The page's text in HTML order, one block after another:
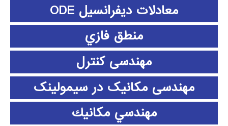
معادلات دیفرانسیل ODE
منطق فازي
مهندسی کنترل
مهندسی مکانیک در سیمولینک
مهندسي مكانيك